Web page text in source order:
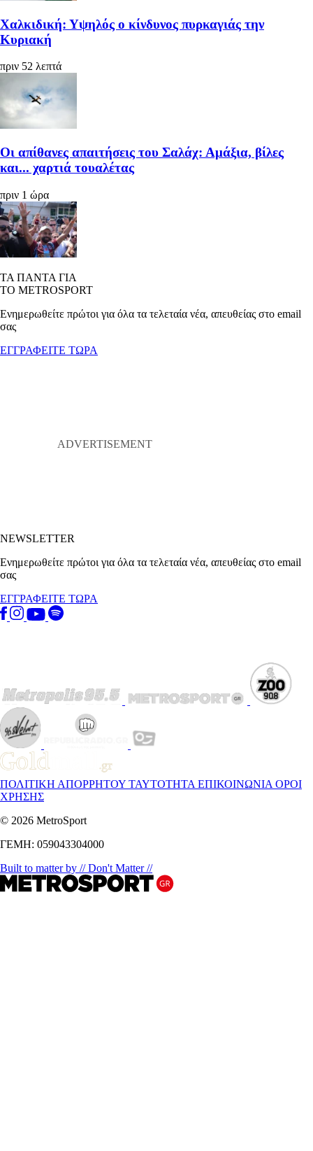
Χαλκιδική: Υψηλός ο κίνδυνος πυρκαγιάς την
Κυριακή
πριν 52 λεπτά
Οι απίθανες απαιτήσεις του Σαλάχ: Αμάξια, βίλες
και... χαρτιά τουαλέτας
πριν 1 ώρα
ΤΑ ΠΑΝΤΑ ΓΙΑ
ΤΟ METROSPORT
Ενημερωθείτε πρώτοι για όλα τα τελεταία νέα, απευθείας στο email
σας
ΕΓΓΡΑΦΕΙΤΕ ΤΩΡΑ
NEWSLETTER
Ενημερωθείτε πρώτοι για όλα τα τελεταία νέα, απευθείας στο email
σας
ΕΓΓΡΑΦΕΙΤΕ ΤΩΡΑ
ΠΟΛΙΤΙΚΗ ΑΠΟΡΡΗΤΟΥ ΤΑΥΤΟΤΗΤΑ ΕΠΙΚΟΙΝΩΝΙΑ ΟΡΟΙ
ΧΡΗΣΗΣ
© 2026 MetroSport
ΓΕΜΗ: 059043304000
Built to matter by // Don't Matter //